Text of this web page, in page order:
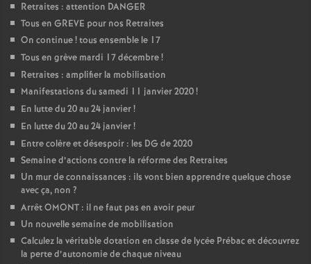
Retraites : attention DANGER
Tous en GREVE pour nos Retraites
On continue! tous ensemble le 17
Tous en grève mardi 17 décembre!
Retraites : amplifier la mobilisation
Manifestations du samedi 11 janvier 2020!
En lutte du 20 au 24 janvier!
En lutte du 20 au 24 janvier!
Entre colère et désespoir : les DG de 2020
Semaine d’actions contre la réforme des Retraites
Un mur de connaissances : ils vont bien apprendre quelque chose
avec ça, non ?
Arrêt OMONT : il ne faut pas en avoir peur
Un nouvelle semaine de mobilisation
Calculez la véritable dotation en classe de lycée Prébac et découvrez
la perte d’autonomie de chaque niveau